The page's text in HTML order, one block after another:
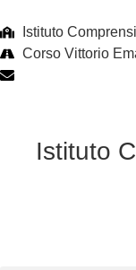
Istituto
Corso Vittorio
Istituto